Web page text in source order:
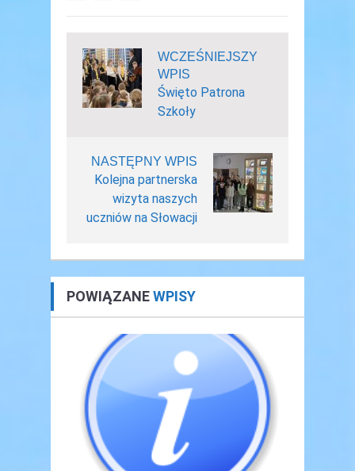
WCZEŚNIEJSZY
WPIS
Święto Patrona
Szkoły
NASTĘPNY WPIS
Kolejna partnerska
wizyta naszych
uczniów na Słowacji
POWIĄZANEWPISY